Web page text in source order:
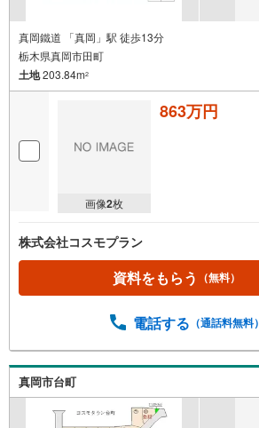
真岡鐵道 「真岡」駅 徒歩13分
栃木県真岡市田町
土地203.84m2
画像2枚
863万円
株式会社コスモプラン
資料をもらう （無料）
電話する （通話料無料）
真岡市台町